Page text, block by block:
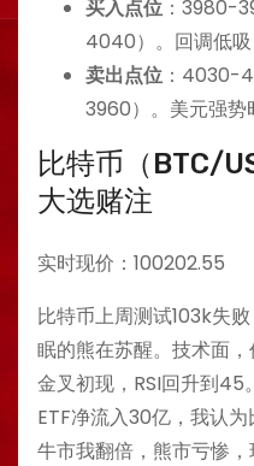
买入点位 ：3980-
4040）。回调低吸
卖出点位 ：4030-
3960）。美元强势
比特币（BTC/
大选赌注
实时现价：100202.55
比特币上周测试103k失
眠的熊在苏醒。技术面
金叉初现，RSI回升到45
ETF净流入30亿，我认
牛市我翻倍，熊市亏惨